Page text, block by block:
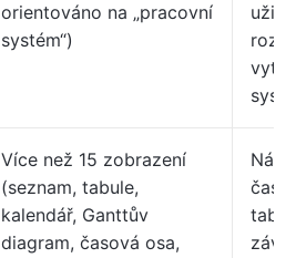
orientováno na „pracovní
systém“)
Více než 15 zobrazení
(seznam, tabule,
kalendář, Ganttův
diagram, časová osa,